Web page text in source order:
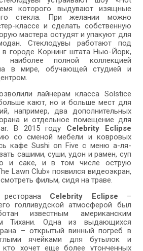
которого выдувают изящные
стекла. При желании можно
классе и сделать собственную
мастера остудят и упакуют для
Стеклодувы работают под
в городе Корнинг штата Нью-Йорк,
наиболее полной коллекцией
в мире, обучающей студией и
лайнерам класса Solstice
кают, но и больше мест для
например, два дополнительных
и отдельное помещение для
В 2015 году Celebrity Eclipse
со сменой мебели и ковровых
кафе Sushi on Five с меню а-ля-
сашими, суши, удон и рамен, суп
и саке, и в том числе острую
Lawn Club» появился видеоэкран,
фильм, сидя на траве.
Celebrity Eclipse –
голливудской атмосферой был
известным американским
Тихани. Одна из выдающихся
– открытый винный погреб в
ячейками для бутылок и
кто хочет еще более утонченных